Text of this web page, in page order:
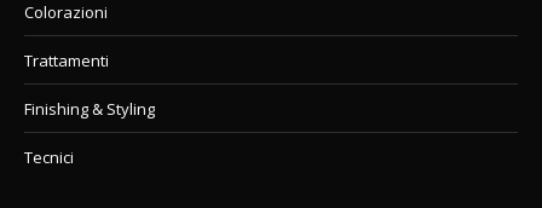
Colorazioni
Trattamenti
Finishing & Styling
Tecnici